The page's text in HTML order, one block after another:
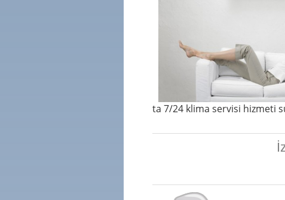
ta 7/24 klima servisi hizmeti